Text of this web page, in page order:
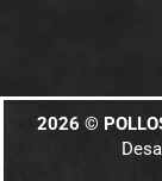
2026 ©